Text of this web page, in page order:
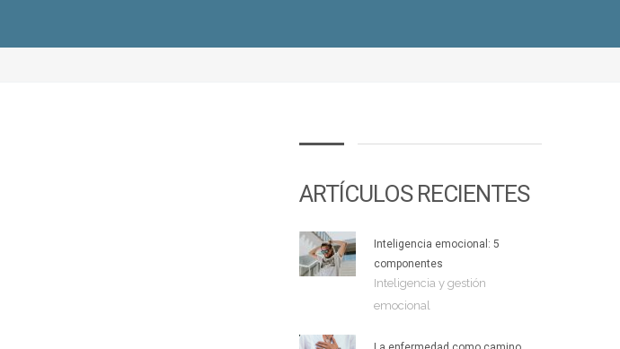
ARTÍCULOS RECIENTES
Inteligencia emocional: 5
componentes
Inteligencia y gestión
emocional